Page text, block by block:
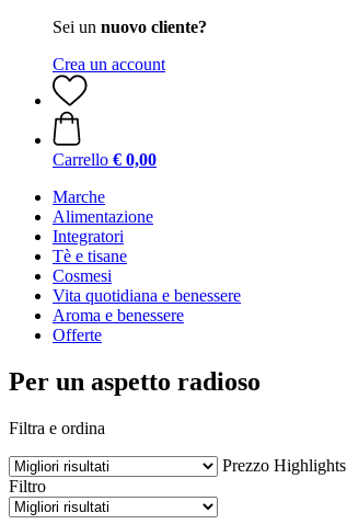
Sei un nuovo cliente?
Crea un account
Carrello € 0,00
Marche
Alimentazione
Integratori
Tè e tisane
Cosmesi
Vita quotidiana e benessere
Aroma e benessere
Offerte
Per un aspetto radioso
Filtra e ordina
Prezzo Highlights
Filtro